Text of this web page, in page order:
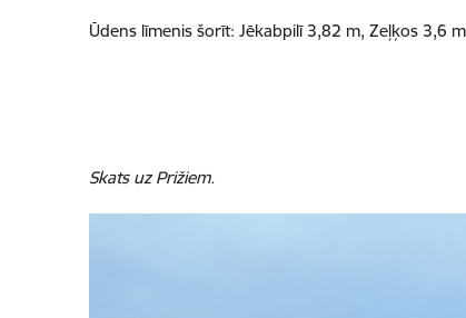
Ūdens līmenis šorīt: Jēkabpilī 3,82 m, Zeļķos 3,6
Skats uz Prižiem.